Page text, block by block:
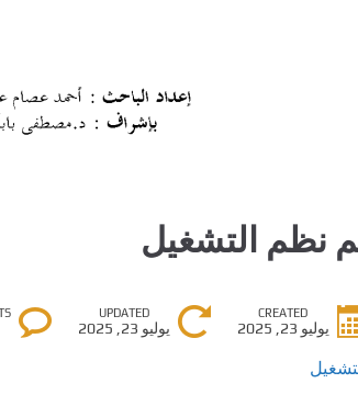
نظم التشغيل
CREATED
يوليو 23, 2025
UPDATED
يوليو 23, 2025